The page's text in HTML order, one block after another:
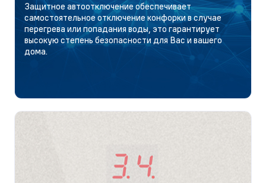
Защитное автоотключение обеспечивает
самостоятельное отключение конфорки в случае
перегрева или попадания воды, это гарантирует
высокую степень безопасности для Вас и вашего
дома.